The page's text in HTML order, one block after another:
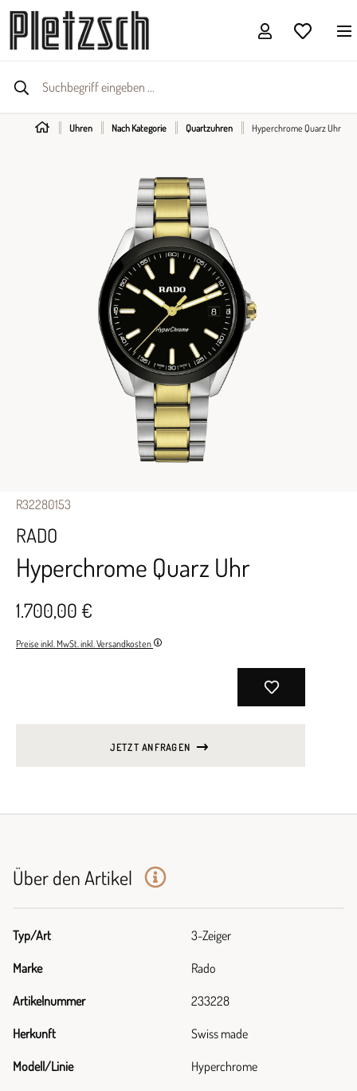
Uhren Nach Kategorie Quartzuhren Hyperchrome Quarz Uhr
R32280153
RADO
Hyperchrome Quarz Uhr
1.700,00 €
Preise inkl. MwSt. inkl. Versandkosten
JETZT ANFRAGEN
Über den Artikel
Typ/Art 3-Zeiger
Marke Rado
Artikelnummer 233228
Herkunft Swiss made
Modell/Linie Hyperchrome